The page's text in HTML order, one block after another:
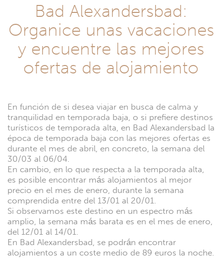
Bad Alexandersbad:
Organice unas vacaciones
y encuentre las mejores
ofertas de alojamiento
En función de si desea viajar en busca de calma y
tranquilidad en temporada baja, o si prefiere destinos
turísticos de temporada alta, en Bad Alexandersbad la
época de temporada baja con las mejores ofertas es
durante el mes de abril, en concreto, la semana del
30/03 al 06/04.
En cambio, en lo que respecta a la temporada alta,
es posible encontrar más alojamientos al mejor
precio en el mes de enero, durante la semana
comprendida entre del 13/01 al 20/01.
Si observamos este destino en un espectro más
amplio, la semana más barata es en el mes de enero,
del 12/01 al 14/01.
En Bad Alexandersbad, se podrán encontrar
alojamientos a un coste medio de 89 euros la noche.